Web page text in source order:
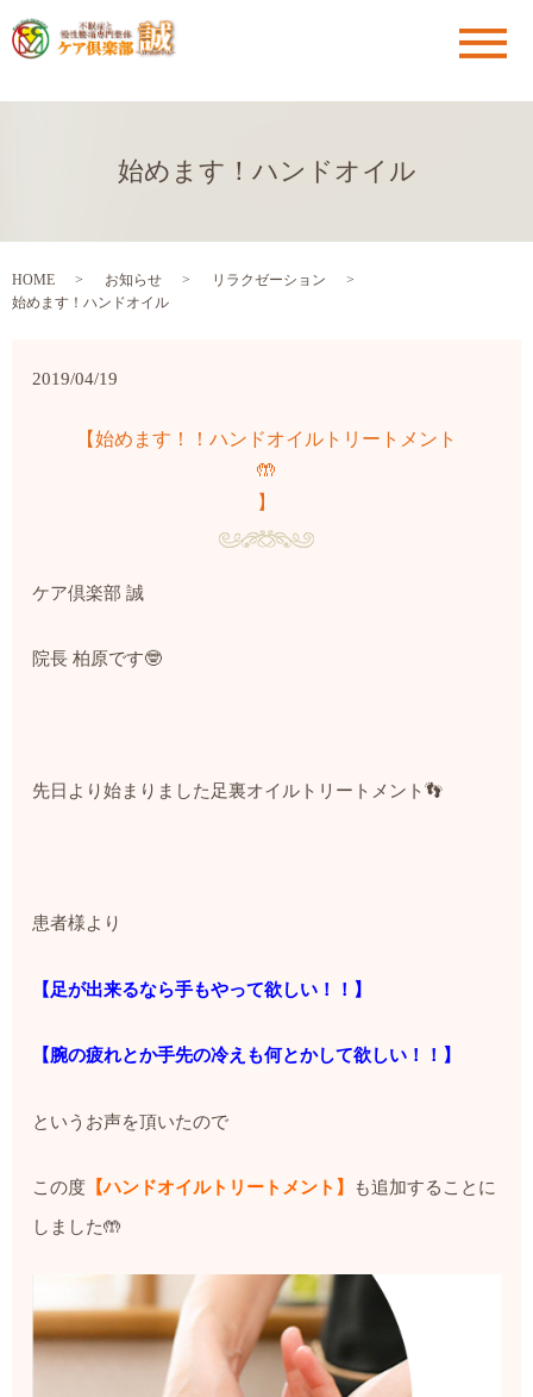
メ
始めます！ハンドオイル
HOME お知らせ
リラクゼーション
始めます！ハンドオイル
2019/04/19
【始めます！！ハンドオイルトリートメント
🤲
】
ケア倶楽部 誠
院長 柏原です🤓
先日より始まりました足裏オイルトリートメント👣
患者様より
【足が出来るなら手もやって欲しい！！】
【腕の疲れとか手先の冷えも何とかして欲しい！！】
というお声を頂いたので
この度 【ハンドオイルトリートメント】 も追加することに
しました🤲